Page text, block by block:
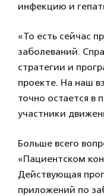
инфекцию и
«То есть сейчас
заболеваний.
стратегии и
проекте. На наш
точно остается
участники
Больше всего
«Пациентском
Действующая
приложений по